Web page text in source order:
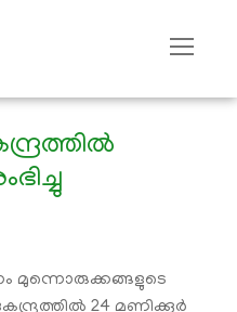
മുന്നൊരുക്കങ്ങളുടെ
24 മണിക്കൂർ